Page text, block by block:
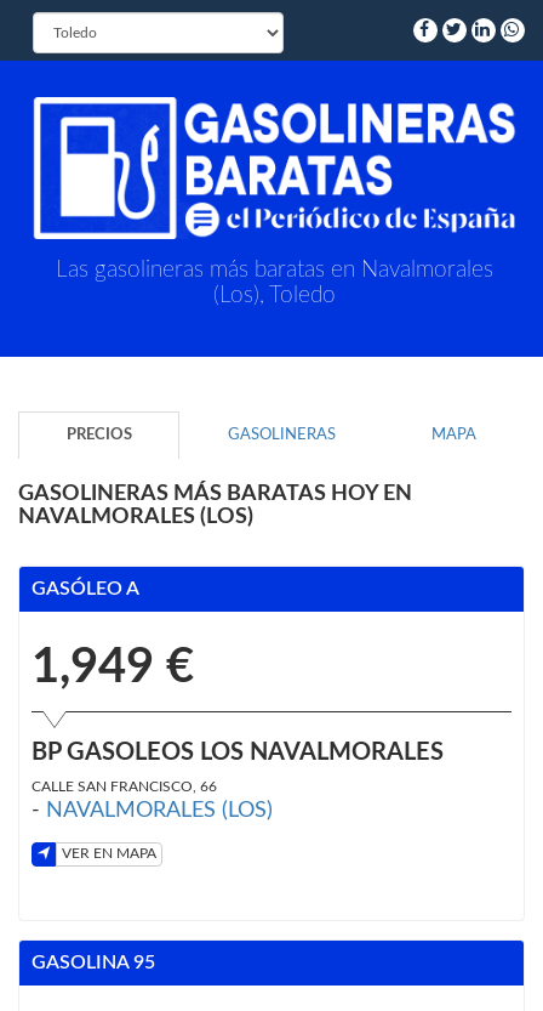
Las gasolineras más baratas en Navalmorales
(Los), Toledo
PRECIOS GASOLINERAS MAPA
GASOLINERAS MÁS BARATAS HOY EN
NAVALMORALES (LOS)
GASÓLEO A
1,949 €
BP GASOLEOS LOS NAVALMORALES
CALLE SAN FRANCISCO, 66
- NAVALMORALES (LOS)
VER EN MAPA
GASOLINA 95